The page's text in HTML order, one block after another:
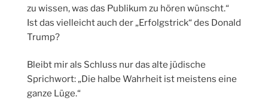
zu wissen, was das Publikum zu hören wünscht.“
Ist das vielleicht auch der „Erfolgstrick“ des Donald
Trump?
Bleibt mir als Schluss nur das alte jüdische
Sprichwort: „Die halbe Wahrheit ist meistens eine
ganze Lüge.“